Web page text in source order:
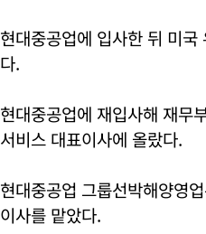
현대중공업에 입사한 뒤 미
다.
현대중공업에 재입사해 재무
서비스 대표이사에 올랐다.
현대중공업 그룹선박해양영
이사를 맡았다.